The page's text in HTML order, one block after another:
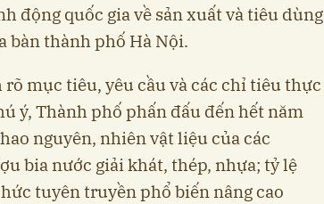
động quốc gia về sản xuất và tiêu dùng
bàn thành phố Hà Nội.
mục tiêu, yêu cầu và các chỉ tiêu thực
ý, Thành phố phấn đấu đến hết năm
nguyên, nhiên vật liệu của các
bia nước giải khát, thép, nhựa; tỷ lệ
tuyên truyền phổ biến nâng cao